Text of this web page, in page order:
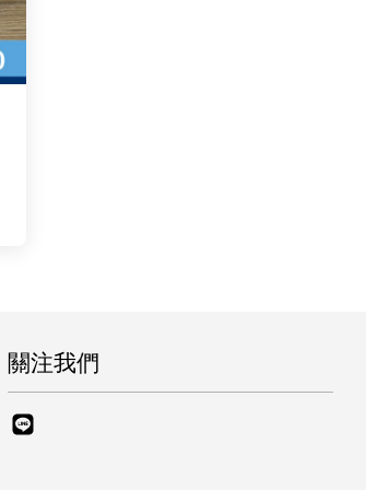
關注我們